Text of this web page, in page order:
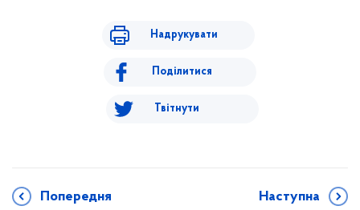
Надрукувати
Поділитися
Твітнути
Попередня Наступна